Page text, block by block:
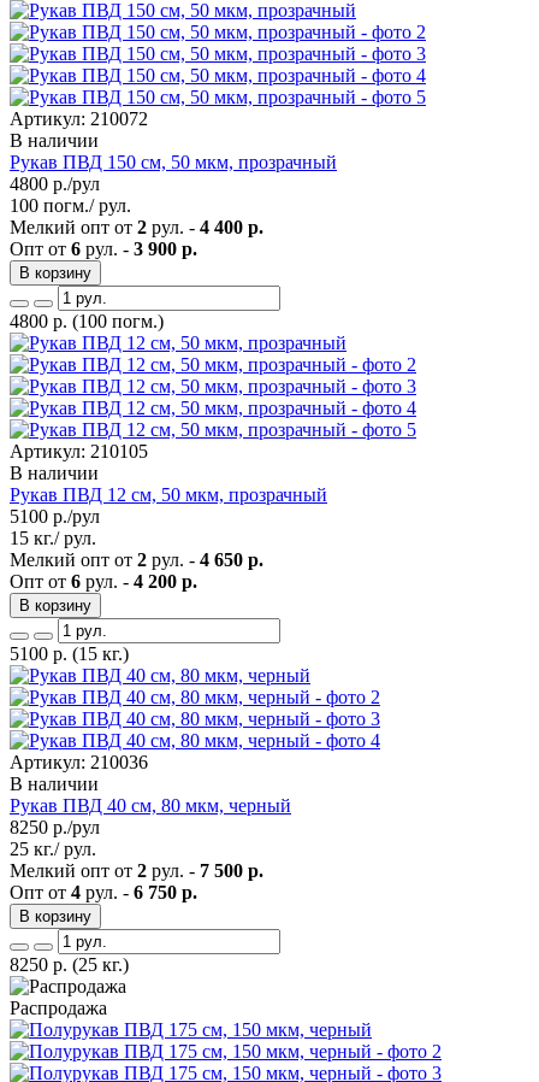
Артикул: 210072
В наличии
Рукав ПВД 150 см, 50 мкм, прозрачный
4800 р./рул
100 погм./ рул.
Мелкий опт от 2 рул. - 4 400 р.
Опт от 6 рул. - 3 900 р.
В корзину
4800 р. (100 погм.)
Артикул: 210105
В наличии
Рукав ПВД 12 см, 50 мкм, прозрачный
5100 р./рул
15 кг./ рул.
Мелкий опт от 2 рул. - 4 650 р.
Опт от 6 рул. - 4 200 р.
В корзину
5100 р. (15 кг.)
Артикул: 210036
В наличии
Рукав ПВД 40 см, 80 мкм, черный
8250 р./рул
25 кг./ рул.
Мелкий опт от 2 рул. - 7 500 р.
Опт от 4 рул. - 6 750 р.
В корзину
8250 р. (25 кг.)
Распродажа